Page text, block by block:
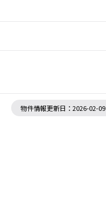
物件情報更新日：2026-02-09